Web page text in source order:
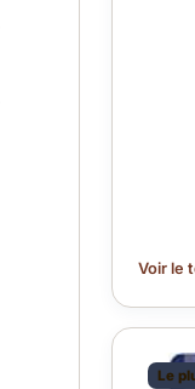
Voir le
Le